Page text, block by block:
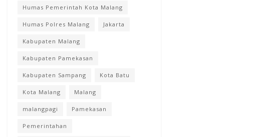
Humas Pemerintah Kota Malang
Humas Polres Malang Jakarta
Kabupaten Malang
Kabupaten Pamekasan
Kabupaten Sampang Kota Batu
Kota Malang Malang
malangpagi Pamekasan
Pemerintahan